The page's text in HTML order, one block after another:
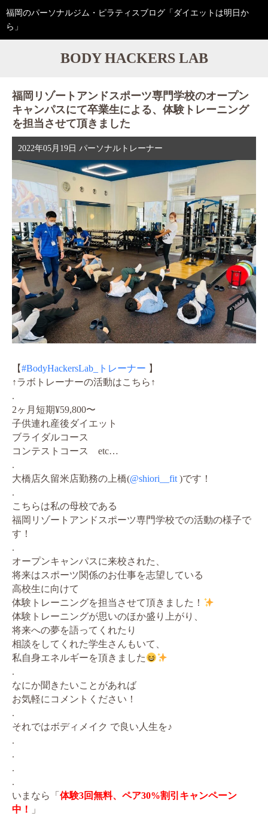
福岡のパーソナルジム・ピラティスブログ「ダイエットは明日か
ら」
BODY HACKERS LAB
福岡リゾートアンドスポーツ専門学校のオープン
キャンパスにて卒業生による、体験トレーニング
を担当させて頂きました
2022年05月19日 パーソナルトレーナー
【#BodyHackersLab_トレーナー 】
↑ラボトレーナーの活動はこちら↑
.
2ヶ月短期¥59,800〜
子供連れ産後ダイエット
ブライダルコース
コンテストコース etc…
.
大橋店久留米店勤務の上橋(@shiori__fit )です！
.
こちらは私の母校である
福岡リゾートアンドスポーツ専門学校での活動の様子で
す！
.
オープンキャンパスに来校された、
将来はスポーツ関係のお仕事を志望している
高校生に向けて
体験トレーニングを担当させて頂きました！
体験トレーニングが思いのほか盛り上がり、
将来への夢を語ってくれたり
相談をしてくれた学生さんもいて、
私自身エネルギーを頂きました
.
なにか聞きたいことがあれば
お気軽にコメントください！
.
それではボディメイク で良い人生を♪
.
.
.
.
いまなら「 体験3回無料、ペア30%割引キャンペーン
中！
」